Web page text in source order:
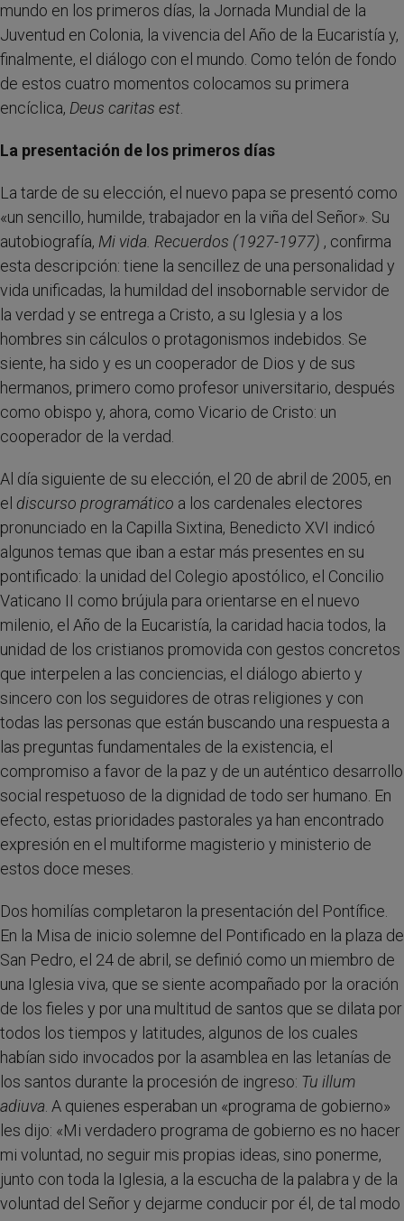
mundo en los primeros días, la Jornada Mundial de la
Juventud en Colonia, la vivencia del Año de la Eucaristía y,
finalmente, el diálogo con el mundo. Como telón de fondo
de estos cuatro momentos colocamos su primera
encíclica, Deus caritas est
La presentación de los primeros días
La tarde de su elección, el nuevo papa se presentó como
«un sencillo, humilde, trabajador en la viña del Señor». Su
autobiografía, Mi vida. Recuerdos (1927-1977) , confirma
esta descripción: tiene la sencillez de una personalidad y
vida unificadas, la humildad del insobornable servidor de
la verdad y se entrega a Cristo, a su Iglesia y a los
hombres sin cálculos o protagonismos indebidos. Se
siente, ha sido y es un cooperador de Dios y de sus
hermanos, primero como profesor universitario, después
como obispo y, ahora, como Vicario de Cristo: un
cooperador de la verdad.
Al día siguiente de su elección, el 20 de abril de 2005, en
el discurso programático a los cardenales electores
pronunciado en la Capilla Sixtina, Benedicto XVI indicó
algunos temas que iban a estar más presentes en su
pontificado: la unidad del Colegio apostólico, el Concilio
Vaticano II como brújula para orientarse en el nuevo
milenio, el Año de la Eucaristía, la caridad hacia todos, la
unidad de los cristianos promovida con gestos concretos
que interpelen a las conciencias, el diálogo abierto y
sincero con los seguidores de otras religiones y con
todas las personas que están buscando una respuesta a
las preguntas fundamentales de la existencia, el
compromiso a favor de la paz y de un auténtico desarrollo
social respetuoso de la dignidad de todo ser humano. En
efecto, estas prioridades pastorales ya han encontrado
expresión en el multiforme magisterio y ministerio de
estos doce meses.
Dos homilías completaron la presentación del Pontífice.
En la Misa de inicio solemne del Pontificado en la plaza de
San Pedro, el 24 de abril, se definió como un miembro de
una Iglesia viva, que se siente acompañado por la oración
de los fieles y por una multitud de santos que se dilata por
todos los tiempos y latitudes, algunos de los cuales
habían sido invocados por la asamblea en las letanías de
los santos durante la procesión de ingreso: Tu illum
adiuva . A quienes esperaban un «programa de gobierno»
les dijo: «Mi verdadero programa de gobierno es no hacer
mi voluntad, no seguir mis propias ideas, sino ponerme,
junto con toda la Iglesia, a la escucha de la palabra y de la
voluntad del Señor y dejarme conducir por él, de tal modo